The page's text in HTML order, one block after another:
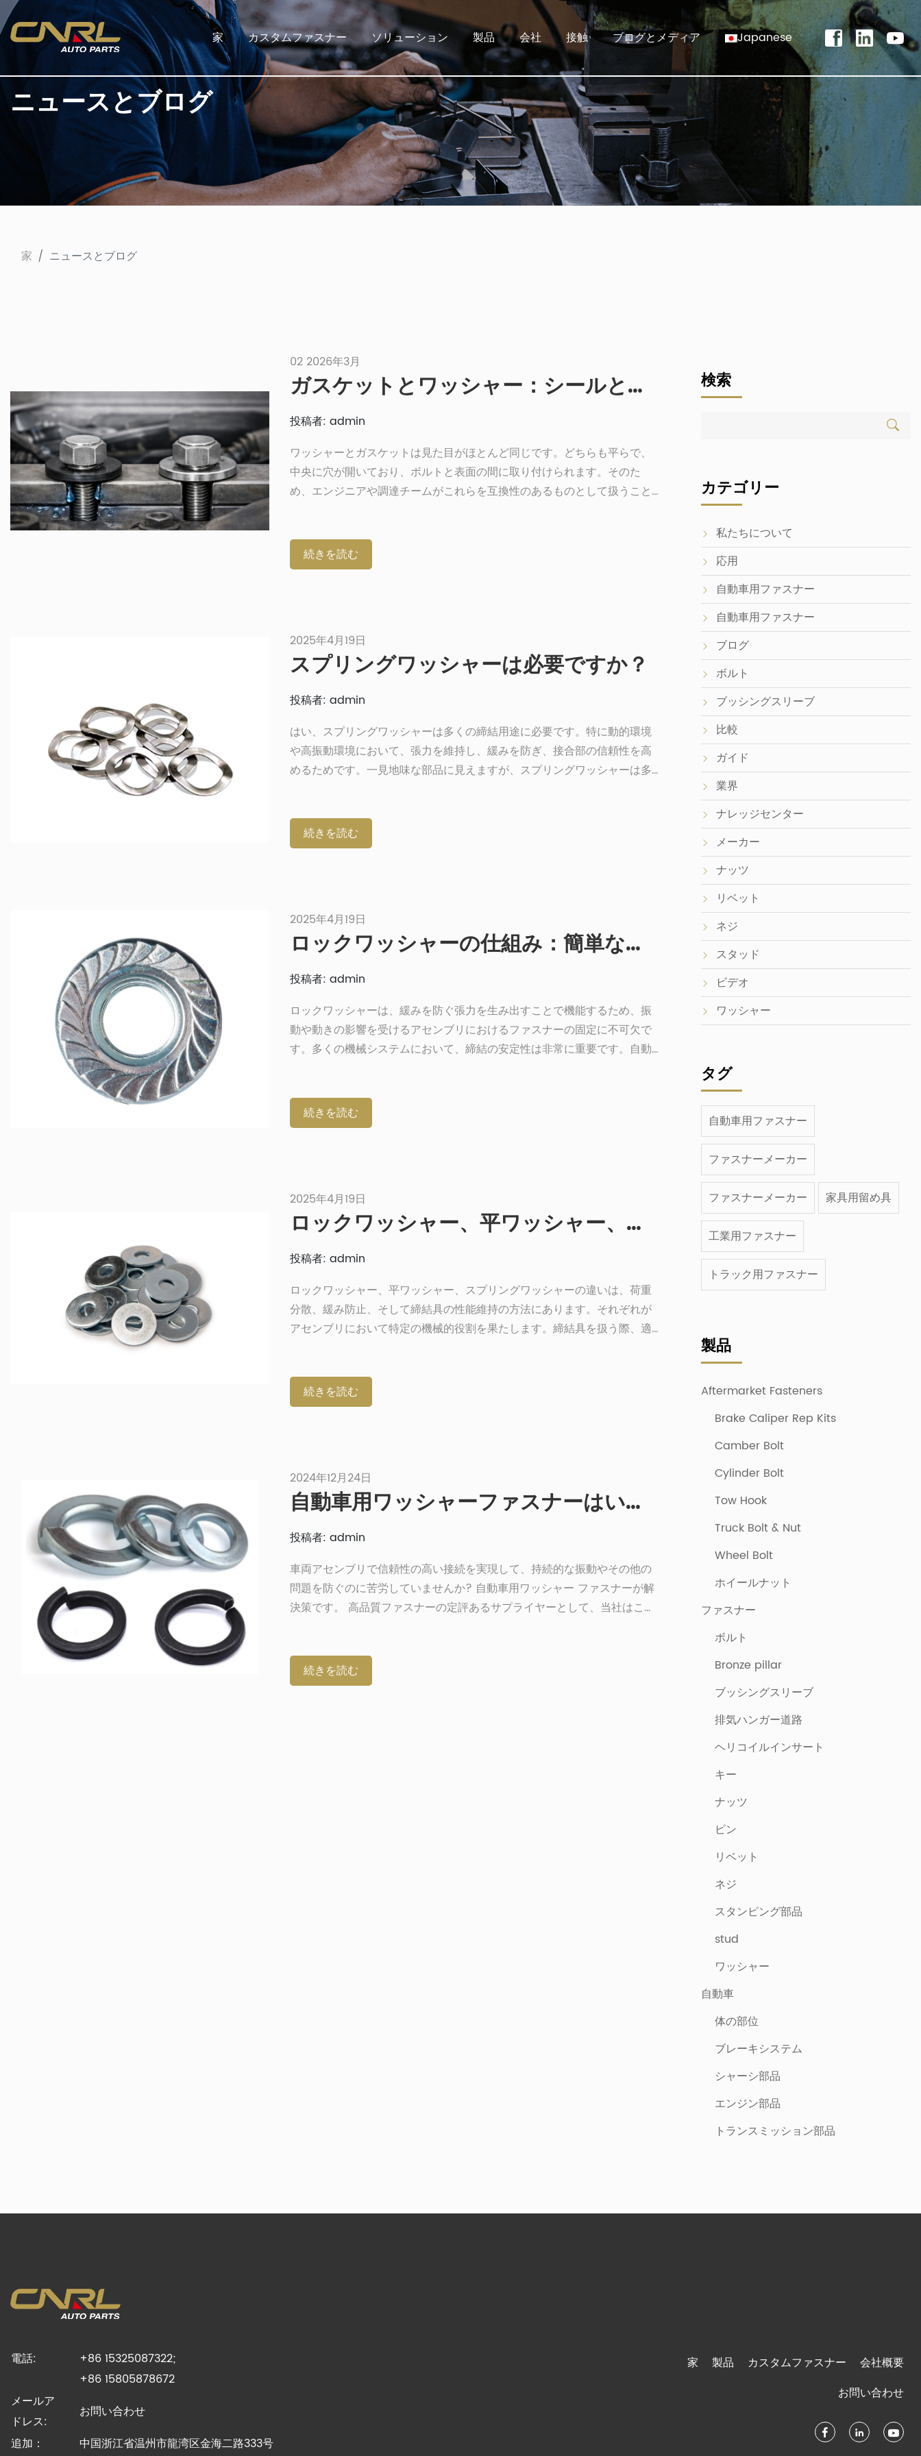
家 カスタムファスナー ソリューション 製品 会社 接触 ブログとメディア Japanese
ニュースとブログ
家 ニュースとブログ
02 2026年3月
ガスケットとワッシャー：シールと固定における機能的な違いを理解する
投稿者: admin
ワッシャーとガスケットは見た目がほとんど同じです。どちらも平らで、
中央に穴が開いており、ボルトと表面の間に取り付けられます。そのた
め、エンジニアや調達チームがこれらを互換性のあるものとして扱うこと
の緩み、そして最悪の場合はコストのかかる故障につながります。ここで
は、両者の違いと、実際の用途でそれがなぜ重要なのかを説明します。ワ
続きを読む
2025年4月19日
スプリングワッシャーは必要ですか？
投稿者: admin
はい、スプリングワッシャーは多くの締結用途に必要です。特に動的環境
や高振動環境において、張力を維持し、緩みを防ぎ、接合部の信頼性を高
めるためです。一見地味な部品に見えますが、スプリングワッシャーは多
とは何か、どのように機能するのか、そしてどこで最も効果を発揮するの
かを理解することで、特定のプロジェクトにスプリングワッシャーが必要
り、スプリングワッシャーは[…]
続きを読む
2025年4月19日
ロックワッシャーの仕組み：簡単な概要
投稿者: admin
ロックワッシャーは、緩みを防ぐ張力を生み出すことで機能するため、振
動や動きの影響を受けるアセンブリにおけるファスナーの固定に不可欠で
す。多くの機械システムにおいて、締結の安定性は非常に重要です。自動
す。そこでロックワッシャー（またはロッキングワッシャー）の出番で
す。この記事では、ロックワッシャーの仕組み、種類、用途、そして取り
続きを読む
2025年4月19日
ロックワッシャー、平ワッシャー、スプリングワッシャー：どれを選ぶべきでしょうか?
投稿者: admin
ロックワッシャー、平ワッシャー、スプリングワッシャーの違いは、荷重
分散、緩み防止、そして締結具の性能維持の方法にあります。それぞれが
アセンブリにおいて特定の機械的役割を果たします。締結具を扱う際、適
ッシャーを比較し、用途に最適なワッシャーを選定するお手伝いをしま
す。振動の多い環境での使用、均等な荷重分散、あるいは緩み防止のため
続きを読む
2024年12月24日
自動車用ワッシャーファスナーはいつ、どのように使用すればよいですか?
投稿者: admin
車両アセンブリで信頼性の高い接続を実現して、持続的な振動やその他の
問題を防ぐのに苦労していませんか? 自動車用ワッシャー ファスナーが解
決策です。 高品質ファスナーの定評あるサプライヤーとして、当社はこれ
のツールを提供するので、お読みください。 ワッシャーの役割 ワッシャー
は、ねじやボルトなどのねじ付きファスナーと一緒に動作する重要な機械
続きを読む
検索
カテゴリー
私たちについて
応用
自動車用ファスナー
自動車用ファスナー
ブログ
ボルト
ブッシングスリーブ
比較
ガイド
業界
ナレッジセンター
メーカー
ナッツ
リベット
ネジ
スタッド
ビデオ
ワッシャー
タグ
自動車用ファスナー
ファスナーメーカー
ファスナーメーカー 家具用留め具
工業用ファスナー
トラック用ファスナー
製品
Aftermarket Fasteners
Brake Caliper Rep Kits
Camber Bolt
Cylinder Bolt
Tow Hook
Truck Bolt & Nut
Wheel Bolt
ホイールナット
ファスナー
ボルト
Bronze pillar
ブッシングスリーブ
排気ハンガー道路
ヘリコイルインサート
キー
ナッツ
ピン
リベット
ネジ
スタンピング部品
stud
ワッシャー
自動車
体の部位
ブレーキシステム
シャーシ部品
エンジン部品
トランスミッション部品
電話:
+86 15325087322;
+86 15805878672
メールア
ドレス:
お問い合わせ
追加：
中国浙江省温州市龍湾区金海二路333号
家 製品 カスタムファスナー
会社概要
お問い合わせ